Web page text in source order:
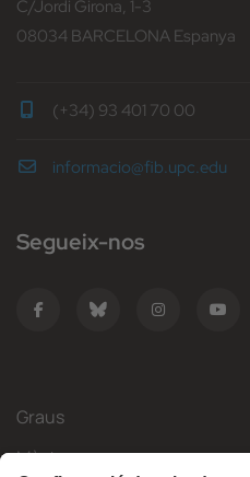
C/Jordi Girona, 1-3
08034 BARCELONA Espanya
(+34) 93 401 70 00
informacio@fib.upc.edu
Segueix-nos
Graus
Màsters